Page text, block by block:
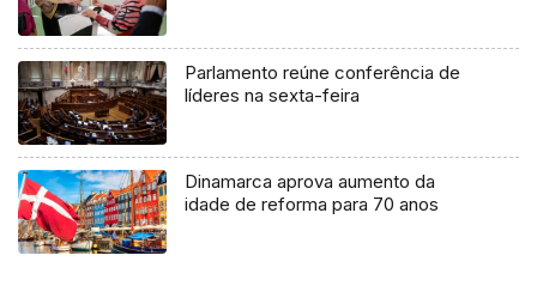
Parlamento reúne conferência de
líderes na sexta-feira
Dinamarca aprova aumento da
idade de reforma para 70 anos